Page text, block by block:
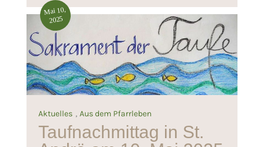
Aktuelles , Aus dem Pfarrleben
Taufnachmittag in St.
Mai 10,
2025